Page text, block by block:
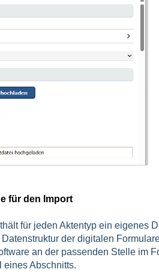
für den Import
für jeden Aktentyp ein eigenes
der digitalen
an der passenden Stelle im
eines Abschnitts.